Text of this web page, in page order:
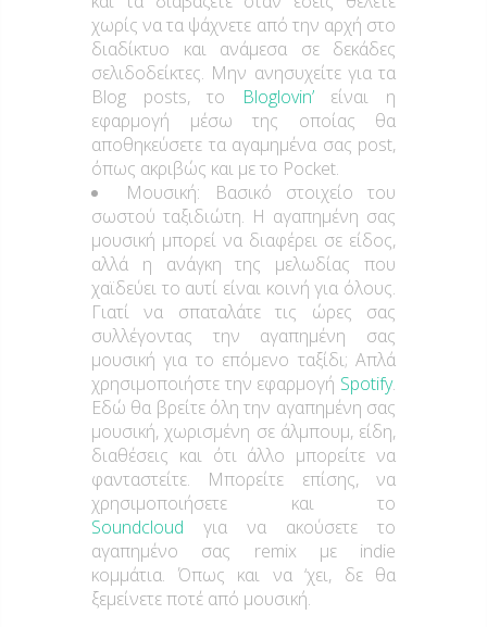
χωρίς να τα ψάχνετε από την αρχή στο
διαδίκτυο και ανάμεσα σε δεκάδες
σελιδοδείκτες. Μην ανησυχείτε για τα
Blog posts, το Bloglovin’είναι η
εφαρμογή μέσω της οποίας θα
αποθηκεύσετε τα αγαμημένα σας post,
όπως ακριβώς και με το Pocket.
Μουσική: Βασικό στοιχείο του
σωστού ταξιδιώτη. Η αγαπημένη σας
μουσική μπορεί να διαφέρει σε είδος,
αλλά η ανάγκη της μελωδίας που
χαϊδεύει το αυτί είναι κοινή για όλους.
Γιατί να σπαταλάτε τις ώρες σας
συλλέγοντας την αγαπημένη σας
μουσική για το επόμενο ταξίδι; Απλά
χρησιμοποιήστε την εφαρμογή Spotify.
Εδώ θα βρείτε όλη την αγαπημένη σας
μουσική, χωρισμένη σε άλμπουμ, είδη,
διαθέσεις και ότι άλλο μπορείτε να
φανταστείτε. Μπορείτε επίσης, να
χρησιμοποιήσετε και το
Soundcloud για να ακούσετε το
αγαπημένο σας remix με indie
κομμάτια. Όπως και να ‘χει, δε θα
ξεμείνετε ποτέ από μουσική.